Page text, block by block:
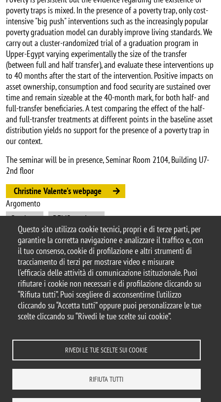
Questo sito utilizza cookie tecnici, propri e di terze parti, per
garantire la corretta navigazione e analizzare il traffico e, con
il tuo consenso, cookie di profilazione e altri strumenti di
tracciamento di terzi per mostrare video e misurare
l'efficacia delle attività di comunicazione istituzionale. Puoi
rifiutare i cookie non necessari e di profilazione cliccando su
“Rifiuta tutti”. Puoi scegliere di acconsentirne l’utilizzo
cliccando su “Accetta tutti” oppure puoi personalizzare le tue
scelte cliccando su “Rivedi le tue scelte sui cookie”.
RIVEDI LE TUE SCELTE SUI COOKIE
RIFIUTA TUTTI
poverty traps is mixed. In the presence of a poverty trap, only cost-
intensive "big push" interventions such as the increasingly popular
poverty graduation model can durably improve living standards. We
carry out a cluster-randomized trial of a graduation program in
Upper-Egypt varying experimentally the size of the transfer
(between full and half transfer), and evaluate these interventions up
to 40 months after the start of the intervention. Positive impacts on
asset ownership, consumption and food security are sustained over
time and remain sizeable at the 40-month mark, for both half- and
full-transfer beneficiaries. A test comparing the effect of the half-
and full-transfer treatments at different points in the baseline asset
distribution yields no support for the presence of a poverty trap in
our context.
The seminar will be in presence, Seminar Room 2104, Building U7-
2nd floor
Christine Valente's webpage
Argomento
Seminars
DEMS seminars
© 2025 Università degli Studi di Milano-Bicocca
Piazza dell'Ateneo Nuovo, 1 - 20126, Milano
Casella PEC:ateneo.bicocca@pec.unimib.it
P.I. 12621570154 |
redazioneweb.dems@unimib.it
Note legali Privacy e cookie policy Amministrazione trasparente
Accessibilità
Rivedi le tue scelte sui cookie